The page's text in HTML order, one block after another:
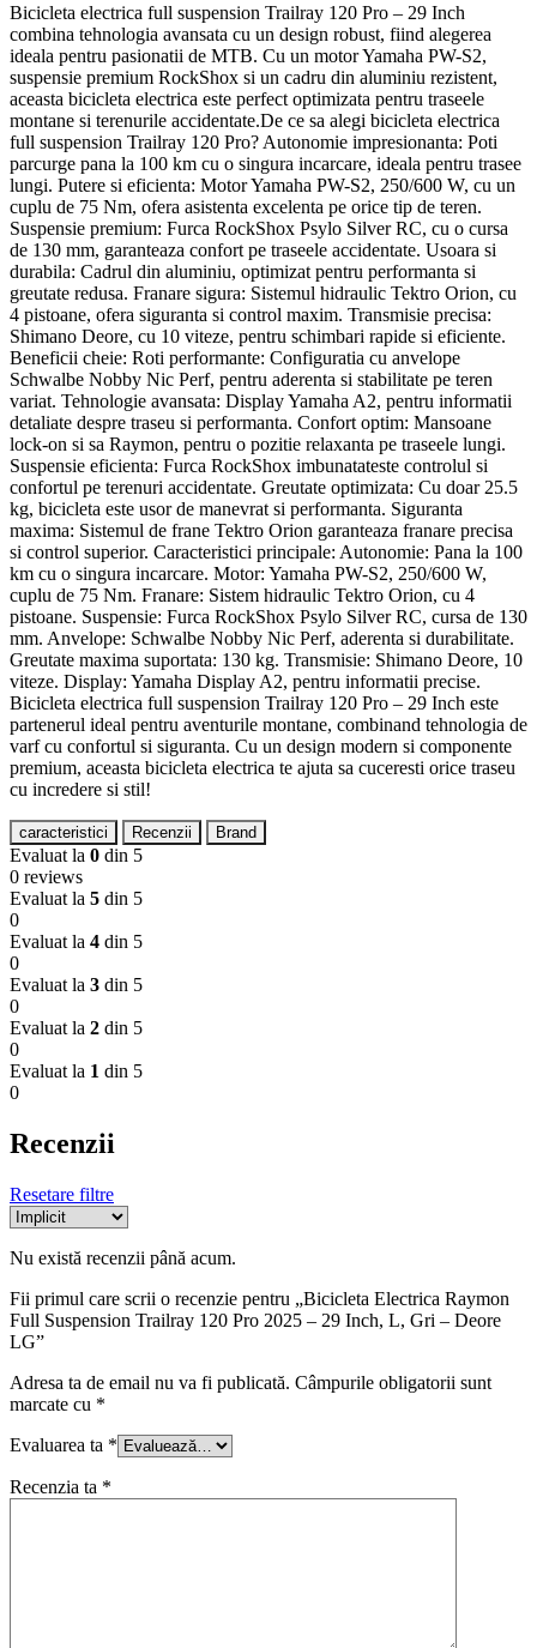
Bicicleta electrica full suspension Trailray 120 Pro – 29 Inch
combina tehnologia avansata cu un design robust, fiind alegerea
ideala pentru pasionatii de MTB. Cu un motor Yamaha PW-S2,
suspensie premium RockShox si un cadru din aluminiu rezistent,
aceasta bicicleta electrica este perfect optimizata pentru traseele
montane si terenurile accidentate.De ce sa alegi bicicleta electrica
full suspension Trailray 120 Pro? Autonomie impresionanta: Poti
parcurge pana la 100 km cu o singura incarcare, ideala pentru trasee
lungi. Putere si eficienta: Motor Yamaha PW-S2, 250/600 W, cu un
cuplu de 75 Nm, ofera asistenta excelenta pe orice tip de teren.
Suspensie premium: Furca RockShox Psylo Silver RC, cu o cursa
de 130 mm, garanteaza confort pe traseele accidentate. Usoara si
durabila: Cadrul din aluminiu, optimizat pentru performanta si
greutate redusa. Franare sigura: Sistemul hidraulic Tektro Orion, cu
4 pistoane, ofera siguranta si control maxim. Transmisie precisa:
Shimano Deore, cu 10 viteze, pentru schimbari rapide si eficiente.
Beneficii cheie: Roti performante: Configuratia cu anvelope
Schwalbe Nobby Nic Perf, pentru aderenta si stabilitate pe teren
variat. Tehnologie avansata: Display Yamaha A2, pentru informatii
detaliate despre traseu si performanta. Confort optim: Mansoane
lock-on si sa Raymon, pentru o pozitie relaxanta pe traseele lungi.
Suspensie eficienta: Furca RockShox imbunatateste controlul si
confortul pe terenuri accidentate. Greutate optimizata: Cu doar 25.5
kg, bicicleta este usor de manevrat si performanta. Siguranta
maxima: Sistemul de frane Tektro Orion garanteaza franare precisa
si control superior. Caracteristici principale: Autonomie: Pana la 100
km cu o singura incarcare. Motor: Yamaha PW-S2, 250/600 W,
cuplu de 75 Nm. Franare: Sistem hidraulic Tektro Orion, cu 4
pistoane. Suspensie: Furca RockShox Psylo Silver RC, cursa de 130
mm. Anvelope: Schwalbe Nobby Nic Perf, aderenta si durabilitate.
Greutate maxima suportata: 130 kg. Transmisie: Shimano Deore, 10
viteze. Display: Yamaha Display A2, pentru informatii precise.
Bicicleta electrica full suspension Trailray 120 Pro – 29 Inch este
partenerul ideal pentru aventurile montane, combinand tehnologia de
varf cu confortul si siguranta. Cu un design modern si componente
premium, aceasta bicicleta electrica te ajuta sa cuceresti orice traseu
cu incredere si stil!
caracteristici Recenzii Brand
Evaluat la 0 din 5
0 reviews
Evaluat la 5 din 5
0
Evaluat la 4 din 5
0
Evaluat la 3 din 5
0
Evaluat la 2 din 5
0
Evaluat la 1 din 5
0
Recenzii
Resetare filtre
Nu există recenzii până acum.
Fii primul care scrii o recenzie pentru „Bicicleta Electrica Raymon
Full Suspension Trailray 120 Pro 2025 – 29 Inch, L, Gri – Deore
LG”
Adresa ta de email nu va fi publicată. Câmpurile obligatorii sunt
marcate cu *
Evaluarea ta *
Recenzia ta *